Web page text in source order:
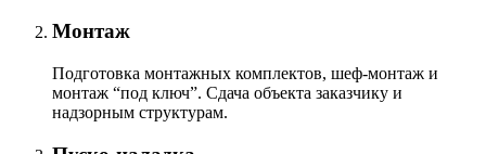
Монтаж
Подготовка монтажных комплектов, шеф-монтаж и
монтаж “под ключ”. Сдача объекта заказчику и
надзорным структурам.